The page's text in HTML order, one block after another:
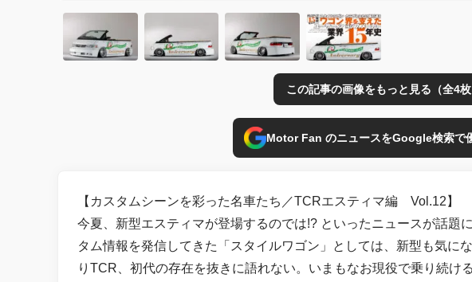
この記事の画像をもっと見る（全4枚
Motor Fan のニュースをGoogle検索で
【カスタムシーンを彩った名車たち／TCRエスティマ編 Vol.12】
今夏、新型エスティマが登場するのでは!? といったニュースが話題
タム情報を発信してきた「スタイルワゴン」としては、新型も気に
りTCR、初代の存在を抜きに語れない。いまもなお現役で乗り続け